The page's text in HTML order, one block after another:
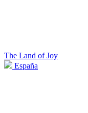
The Land of Joy
España